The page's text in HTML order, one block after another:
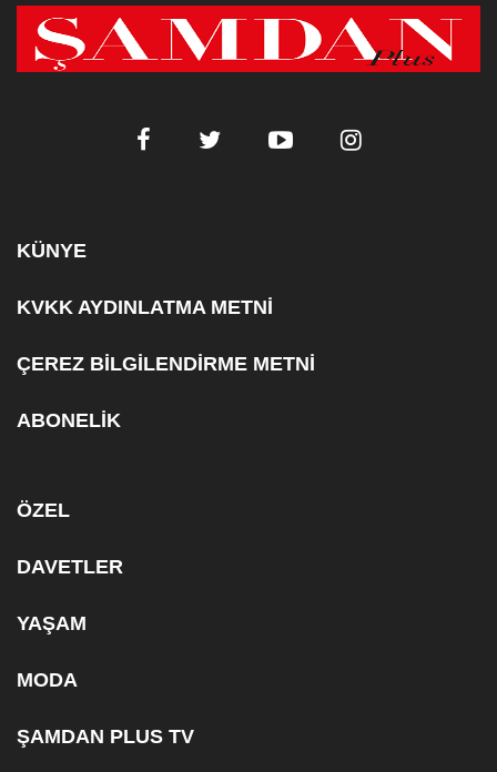
KÜNYE
KVKK AYDINLATMA METNİ
ÇEREZ BİLGİLENDİRME METNİ
ABONELİK
ÖZEL
DAVETLER
YAŞAM
MODA
ŞAMDAN PLUS TV